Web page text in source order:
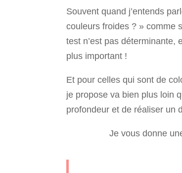
Souvent quand j’entends
couleurs froides ? » comme
test n’est pas déterminante,
plus important !
Et pour celles qui sont de
je propose va bien plus loin
profondeur et de réaliser un
Je vous donne